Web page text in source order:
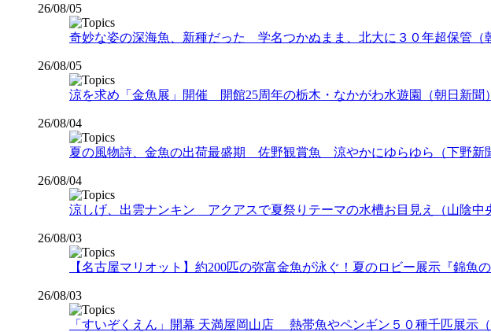
26/08/05
奇妙な姿の深海魚、新種だった 学名つかぬまま、北大に３０年超保管（
26/08/05
涼を求め「金魚展」開催 開館25周年の栃木・なかがわ水遊園（朝日新聞）
26/08/04
夏の風物詩、金魚の出荷最盛期 佐野観賞魚 涼やかにゆらゆら（下野新
26/08/04
涼しげ、出雲ナンキン アクアスで夏祭りテーマの水槽お目見え（山陰中
26/08/03
【名古屋マリオット】約200匹の弥富金魚が泳ぐ！夏のロビー展示『錦魚
26/08/03
「すいぞくえん」開幕 天満屋岡山店 熱帯魚やペンギン５０種千匹展示（